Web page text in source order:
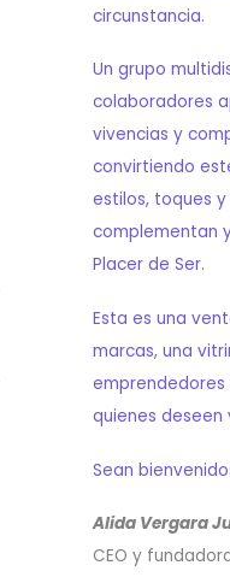
circunstancia.
Un grupo
colaboradores
vivencias y
convirtiendo
estilos, toques
complementan
Placer de Ser.
Esta es una
marcas, una
quienes deseen
Sean
Alida Vergara
CEO y